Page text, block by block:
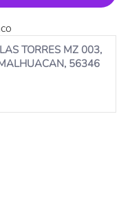
TORRES MZ 003,
56346